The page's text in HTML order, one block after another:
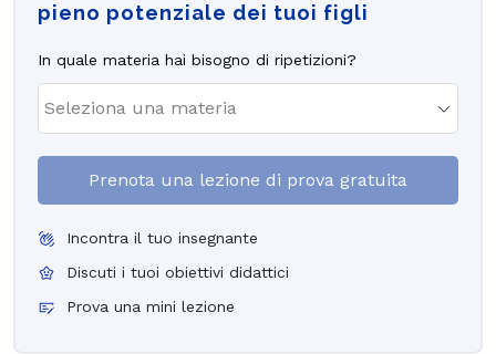
pieno potenziale dei tuoi figli
In quale materia hai bisogno di ripetizioni?
Prenota una lezione di prova gratuita
Incontra il tuo insegnante
Discuti i tuoi obiettivi didattici
Prova una mini lezione